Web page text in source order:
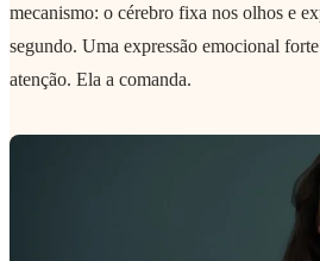
mecanismo: o cérebro fixa nos olhos e
segundo. Uma expressão emocional
atenção. Ela a comanda.